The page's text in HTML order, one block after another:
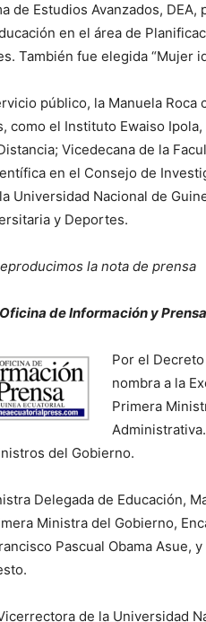
de Estudios Avanzados,
en el área de
También fue elegida “Mujer
público, la Manuela
como el Instituto Ewaiso
Vicedecana de la
en el Consejo de
Universidad Nacional de
y Deportes.
la nota de prensa
de Información y
Por el
nombra a la
Primera
del Gobierno.
Delegada de Educación,
Ministra del Gobierno,
Pascual Obama Asue,
de la Universidad